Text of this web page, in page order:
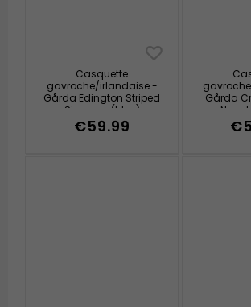
Casquette
gavroche/irlandaise -
Gårda Edington Striped
Sixpence (bleu)
€59.99
Gårda